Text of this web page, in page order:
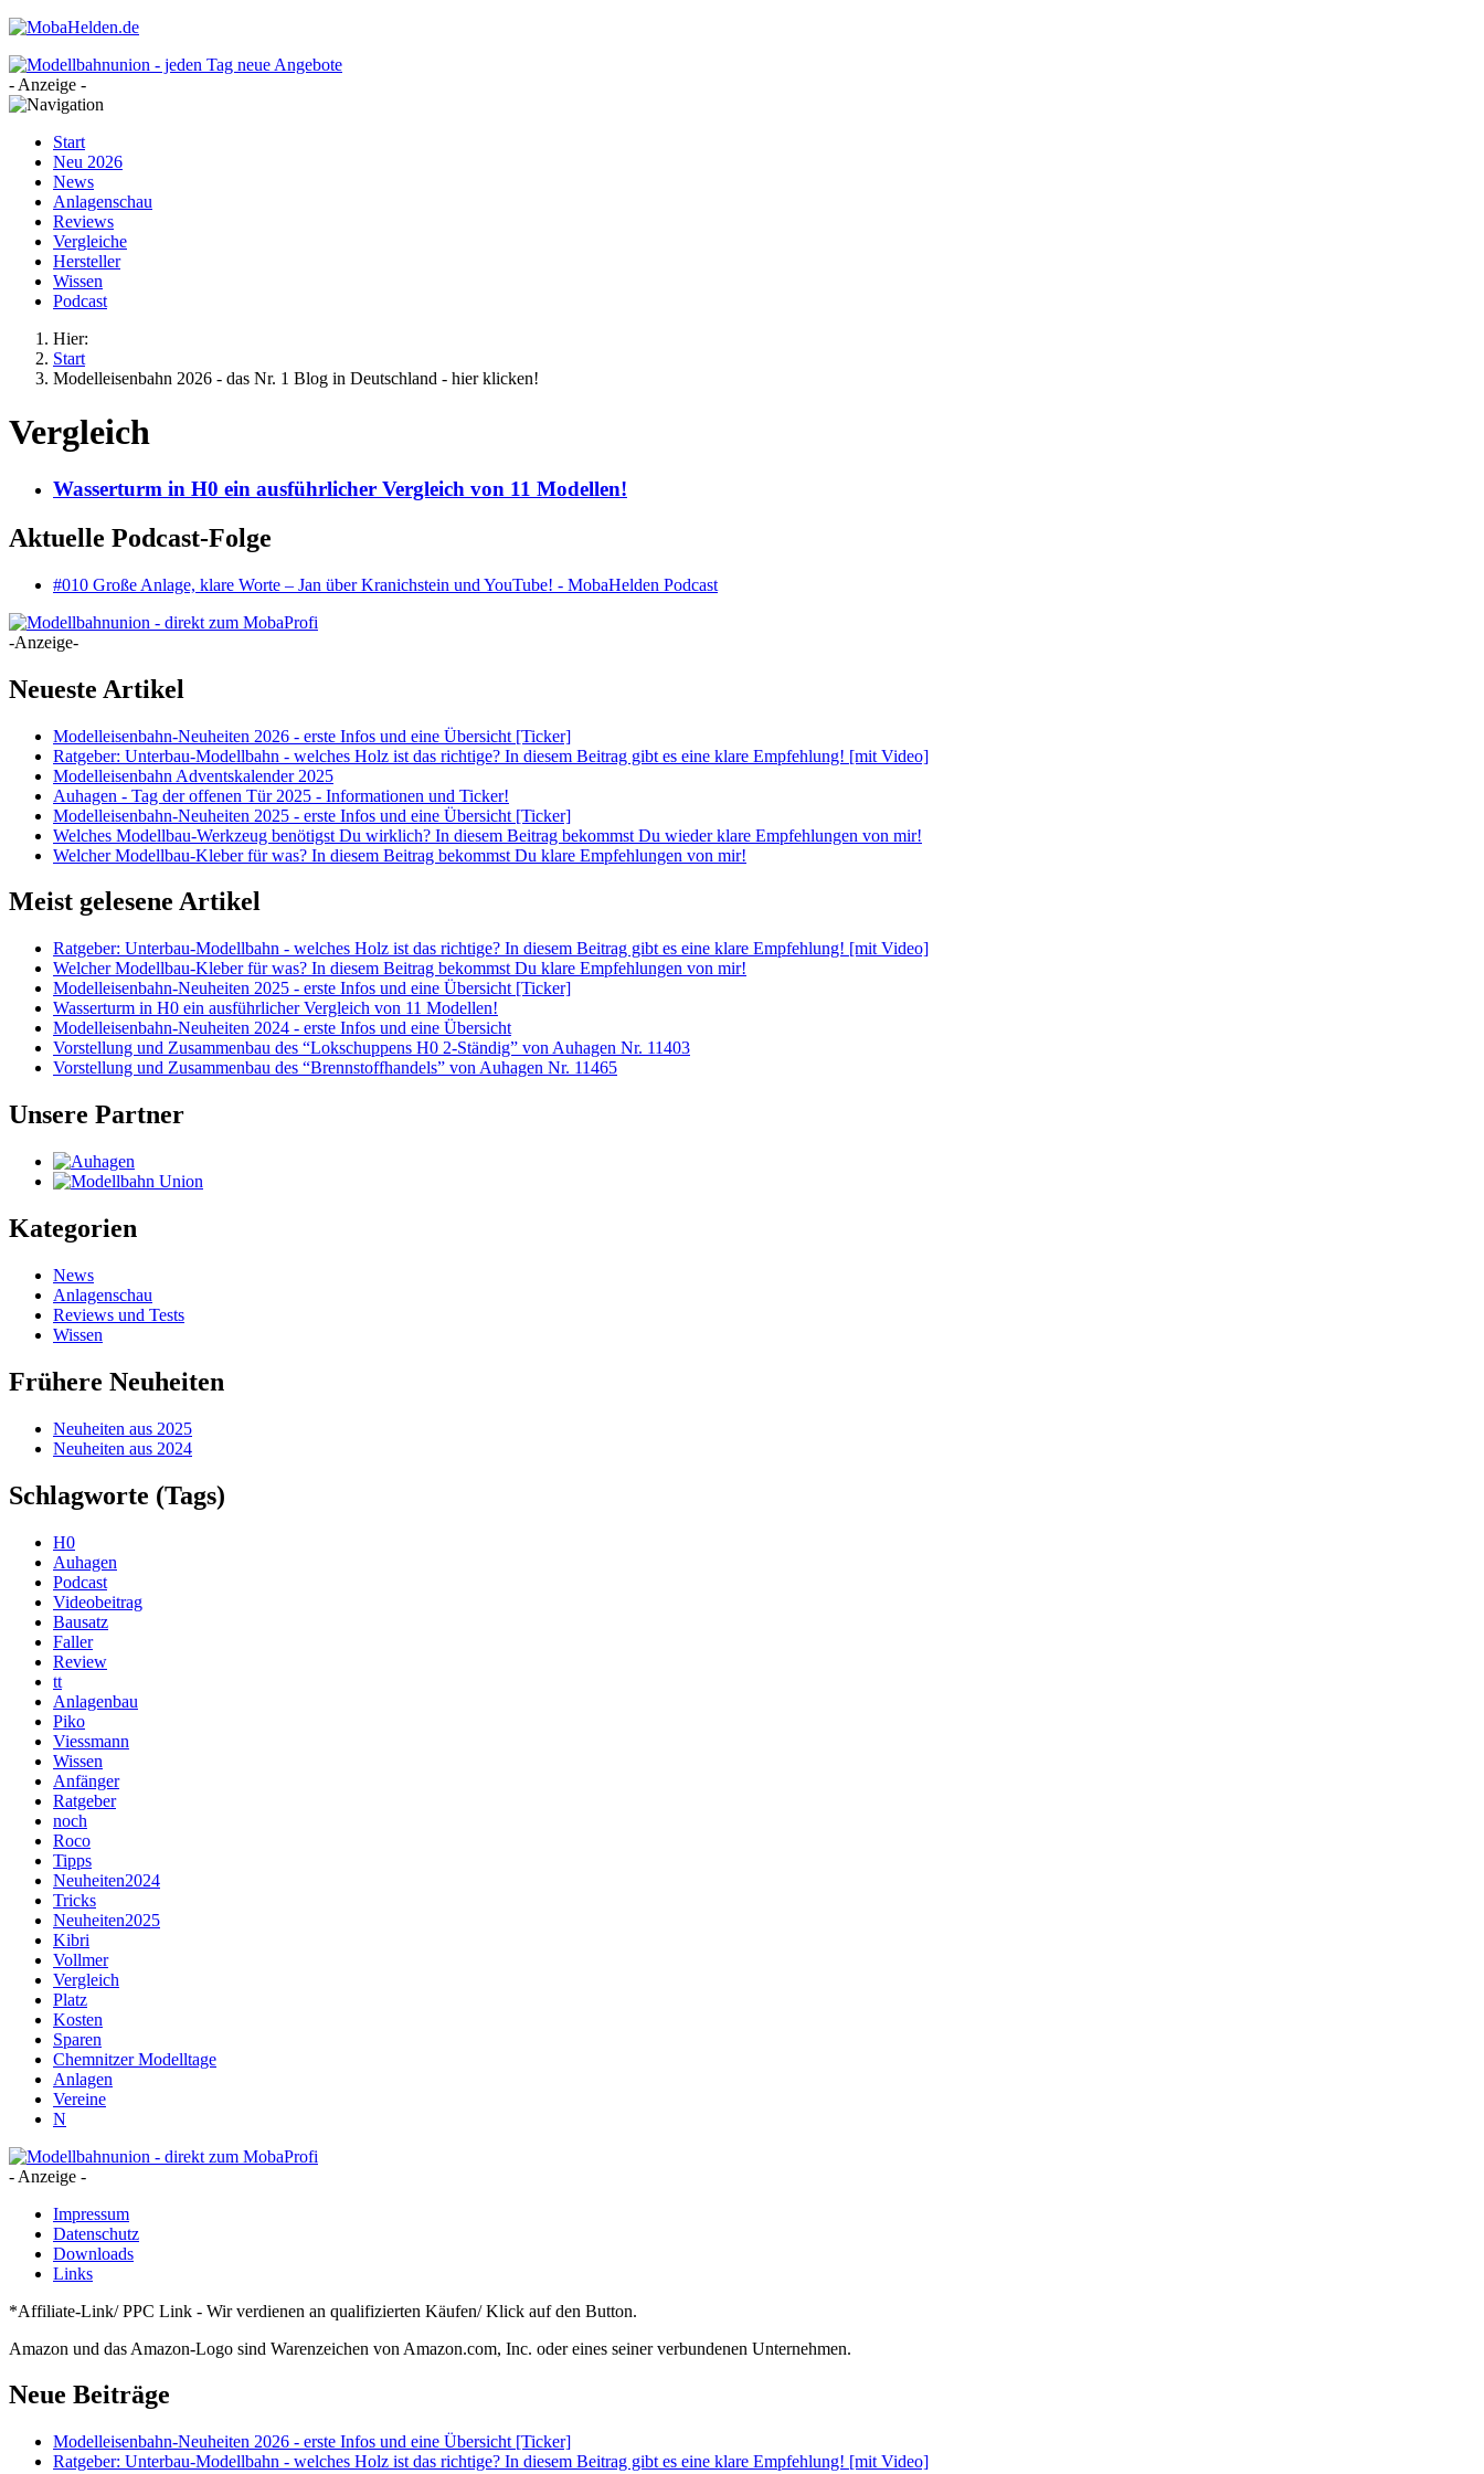
- Anzeige -
Start
Neu 2026
News
Anlagenschau
Reviews
Vergleiche
Hersteller
Wissen
Podcast
Hier:
Start
Modelleisenbahn 2026 - das Nr. 1 Blog in Deutschland - hier klicken!
Vergleich
Wasserturm in H0 ein ausführlicher Vergleich von 11 Modellen!
Aktuelle Podcast-Folge
#010 Große Anlage, klare Worte – Jan über Kranichstein und YouTube! - MobaHelden Podcast
-Anzeige-
Neueste Artikel
Modelleisenbahn-Neuheiten 2026 - erste Infos und eine Übersicht [Ticker]
Ratgeber: Unterbau-Modellbahn - welches Holz ist das richtige? In diesem Beitrag gibt es eine klare Empfehlung! [mit Video]
Modelleisenbahn Adventskalender 2025
Auhagen - Tag der offenen Tür 2025 - Informationen und Ticker!
Modelleisenbahn-Neuheiten 2025 - erste Infos und eine Übersicht [Ticker]
Welches Modellbau-Werkzeug benötigst Du wirklich? In diesem Beitrag bekommst Du wieder klare Empfehlungen von mir!
Welcher Modellbau-Kleber für was? In diesem Beitrag bekommst Du klare Empfehlungen von mir!
Meist gelesene Artikel
Ratgeber: Unterbau-Modellbahn - welches Holz ist das richtige? In diesem Beitrag gibt es eine klare Empfehlung! [mit Video]
Welcher Modellbau-Kleber für was? In diesem Beitrag bekommst Du klare Empfehlungen von mir!
Modelleisenbahn-Neuheiten 2025 - erste Infos und eine Übersicht [Ticker]
Wasserturm in H0 ein ausführlicher Vergleich von 11 Modellen!
Modelleisenbahn-Neuheiten 2024 - erste Infos und eine Übersicht
Vorstellung und Zusammenbau des “Lokschuppens H0 2-Ständig” von Auhagen Nr. 11403
Vorstellung und Zusammenbau des “Brennstoffhandels” von Auhagen Nr. 11465
Unsere Partner
Kategorien
News
Anlagenschau
Reviews und Tests
Wissen
Frühere Neuheiten
Neuheiten aus 2025
Neuheiten aus 2024
Schlagworte (Tags)
H0
Auhagen
Podcast
Videobeitrag
Bausatz
Faller
Review
tt
Anlagenbau
Piko
Viessmann
Wissen
Anfänger
Ratgeber
noch
Roco
Tipps
Neuheiten2024
Tricks
Neuheiten2025
Kibri
Vollmer
Vergleich
Platz
Kosten
Sparen
Chemnitzer Modelltage
Anlagen
Vereine
N
- Anzeige -
Impressum
Datenschutz
Downloads
Links
*Affiliate-Link/ PPC Link - Wir verdienen an qualifizierten Käufen/ Klick auf den Button.
Amazon und das Amazon-Logo sind Warenzeichen von Amazon.com, Inc. oder eines seiner verbundenen Unternehmen.
Neue Beiträge
Modelleisenbahn-Neuheiten 2026 - erste Infos und eine Übersicht [Ticker]
Ratgeber: Unterbau-Modellbahn - welches Holz ist das richtige? In diesem Beitrag gibt es eine klare Empfehlung! [mit Video]